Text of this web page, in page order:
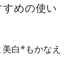
すめの使い
白*もかなえ